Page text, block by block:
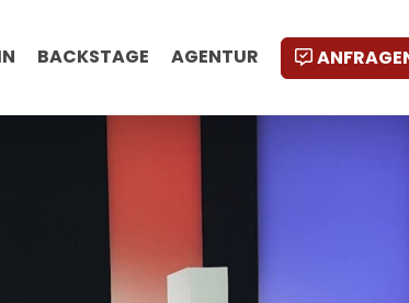
BACKSTAGE AGENTUR